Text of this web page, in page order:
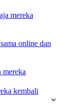
mereka
online dan
kembali